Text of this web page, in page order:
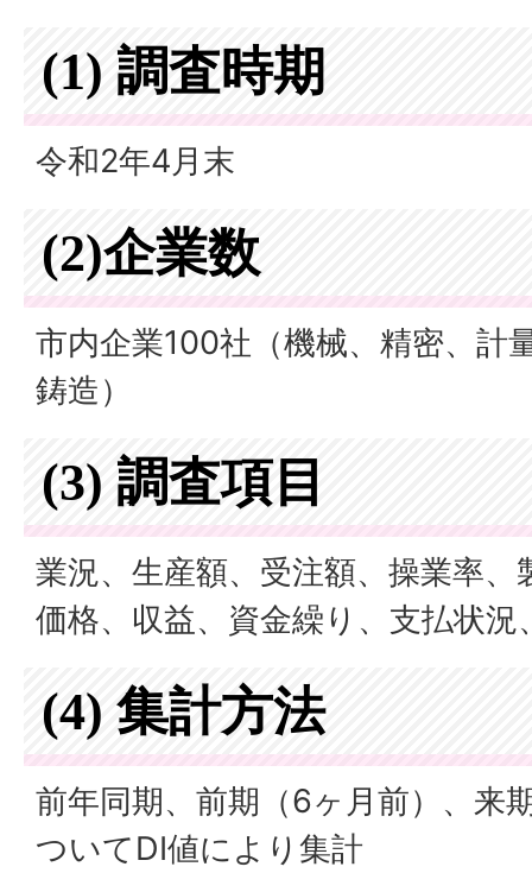
(1) 調査時期
令和2年4月末
(2)企業数
市内企業100社（機械、精密、計
鋳造）
(3) 調査項目
業況、生産額、受注額、操業率、
価格、収益、資金繰り、支払状況
(4) 集計方法
前年同期、前期（6ヶ月前）、来
ついてDI値により集計